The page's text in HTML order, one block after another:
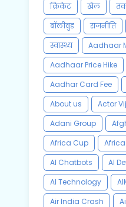
क्रिकेट
खेल
बॉलीवुड
राजनीति
स्वास्थ्य
Aadhaar
Aadhaar Price Hike
Aadhar Card Fee
About us
Actor
Adani Group
Africa Cup
AI Chatbots
AI
AI Technology
Air India Crash